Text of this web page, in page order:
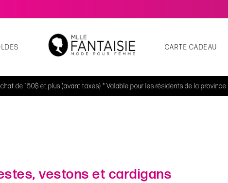
CARTE CADEAU
de 150$ et plus (avant taxes) * Valable pour les résidents de la
vestons et cardigans